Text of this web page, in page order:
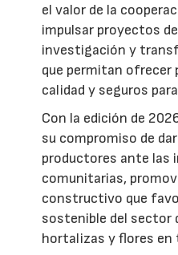
el valor de la
impulsar proyectos
investigación y
que permitan ofrecer
calidad y seguros
Con la edición de
su compromiso de
productores ante las
comunitarias,
constructivo que
sostenible del sector
hortalizas y flores en